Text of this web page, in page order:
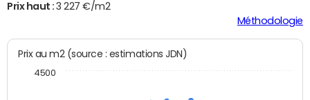
Prix haut :3 227 €/m2
Méthodologie
Prix au m2 (source : estimations JDN)
4500